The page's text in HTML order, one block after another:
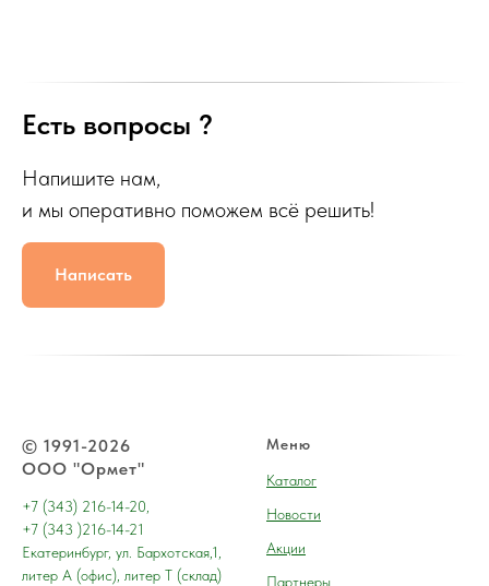
Есть вопросы ?
Напишите нам,
и мы оперативно поможем всё решить!
Написать
© 1991-2026
ООО "Ормет"
+7 (343) 216-14-20,
+7 (343 )216-14-21
Екатеринбург, ул. Бархотская,1,
литер А (офис), литер Т (склад)
Меню
Каталог
Новости
Акции
Партнеры